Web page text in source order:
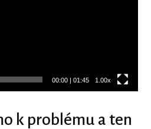
00:00| 01:45 1.00x
k problému a ten